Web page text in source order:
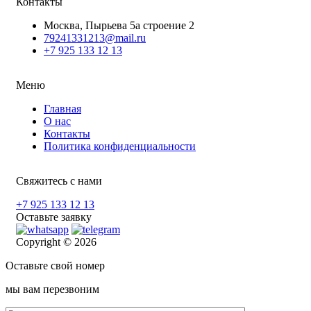
Москва, Пырьева 5а строение 2
79241331213@mail.ru
+7 925 133 12 13
Меню
Главная
О нас
Контакты
Политика конфиденциальности
Свяжитесь с нами
+7 925 133 12 13
Оставьте заявку
Copyright © 2026
Оставьте свой номер
мы вам перезвоним